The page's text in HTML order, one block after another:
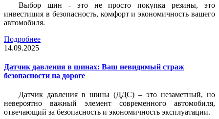
Выбор шин - это не просто покупка резины, это
инвестиция в безопасность, комфорт и экономичность вашего
автомобиля.
Подробнее
14.09.2025
Датчик давления в шинах: Ваш невидимый страж
безопасности на дороге
Датчик давления в шины (ДДС) – это незаметный, но
невероятно важный элемент современного автомобиля,
отвечающий за безопасность и экономичность эксплуатации.